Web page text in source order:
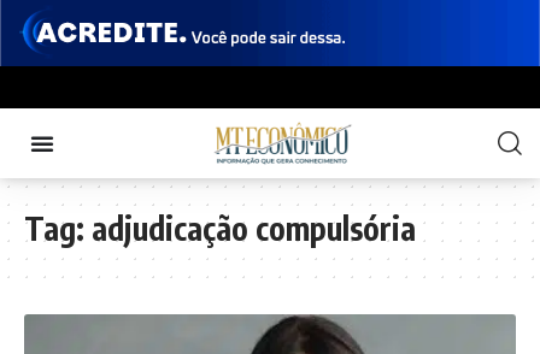
Tag: adjudicação compulsória